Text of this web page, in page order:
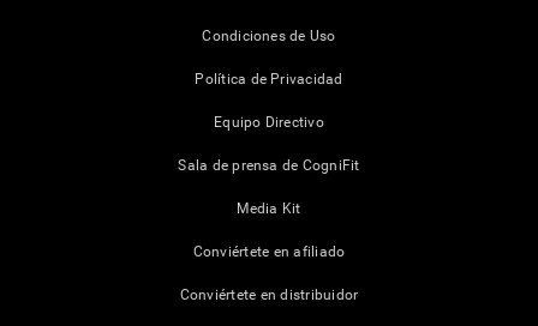
Condiciones de Uso
Política de Privacidad
Equipo Directivo
Sala de prensa de CogniFit
Media Kit
Conviértete en afiliado
Conviértete en distribuidor